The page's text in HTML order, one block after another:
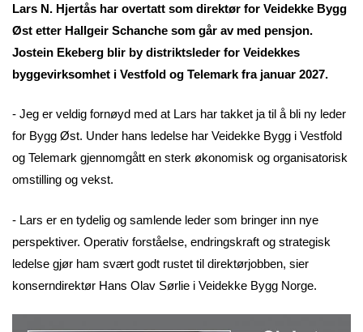
Lars N. Hjertås har overtatt som direktør for Veidekke Bygg
Øst etter Hallgeir Schanche som går av med pensjon.
Jostein Ekeberg blir by distriktsleder for Veidekkes
byggevirksomhet i Vestfold og Telemark fra januar 2027.
- Jeg er veldig fornøyd med at Lars har takket ja til å bli ny leder
for Bygg Øst. Under hans ledelse har Veidekke Bygg i Vestfold
og Telemark gjennomgått en sterk økonomisk og organisatorisk
omstilling og vekst.
- Lars er en tydelig og samlende leder som bringer inn nye
perspektiver. Operativ forståelse, endringskraft og strategisk
ledelse gjør ham svært godt rustet til direktørjobben, sier
konserndirektør Hans Olav Sørlie i Veidekke Bygg Norge.